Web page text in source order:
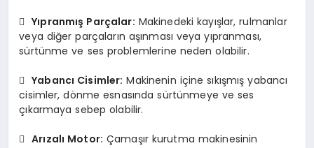
Yıpranmış Parçalar: Makinedeki kayışlar, rulmanlar
veya diğer parçaların aşınması veya yıpranması,
sürtünme ve ses problemlerine neden olabilir.
Yabancı Cisimler: Makinenin içine sıkışmış yabancı
cisimler, dönme esnasında sürtünmeye ve ses
çıkarmaya sebep olabilir.
Arızalı Motor: Çamaşır kurutma makinesinin